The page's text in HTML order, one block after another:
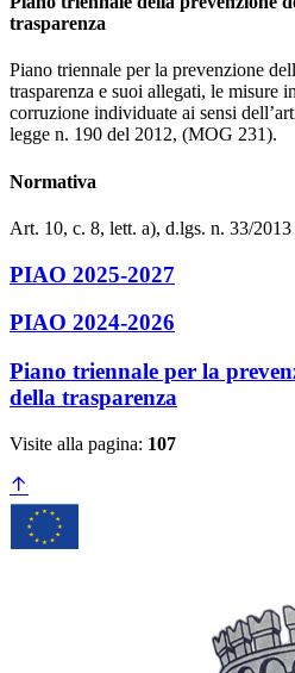
trasparenza
Piano triennale per la prevenzione
trasparenza e suoi allegati, le misure
corruzione individuate ai sensi
legge n. 190 del 2012, (MOG 231).
Normativa
Art. 10, c. 8, lett. a), d.lgs. n. 33/2013
PIAO 2025-2027
PIAO 2024-2026
Piano triennale per la
della trasparenza
Visite alla pagina: 107